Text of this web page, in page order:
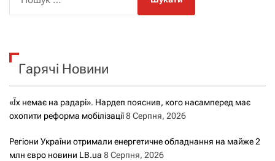
к
Гарячі Новини
«Їх немає на радарі». Нардеп пояснив, кого насамперед має
охопити реформа мобілізації8 Серпня, 2026
Регіони України отримали енергетичне обладнання на майже 2
млн євро новини LB.ua 8 Серпня, 2026